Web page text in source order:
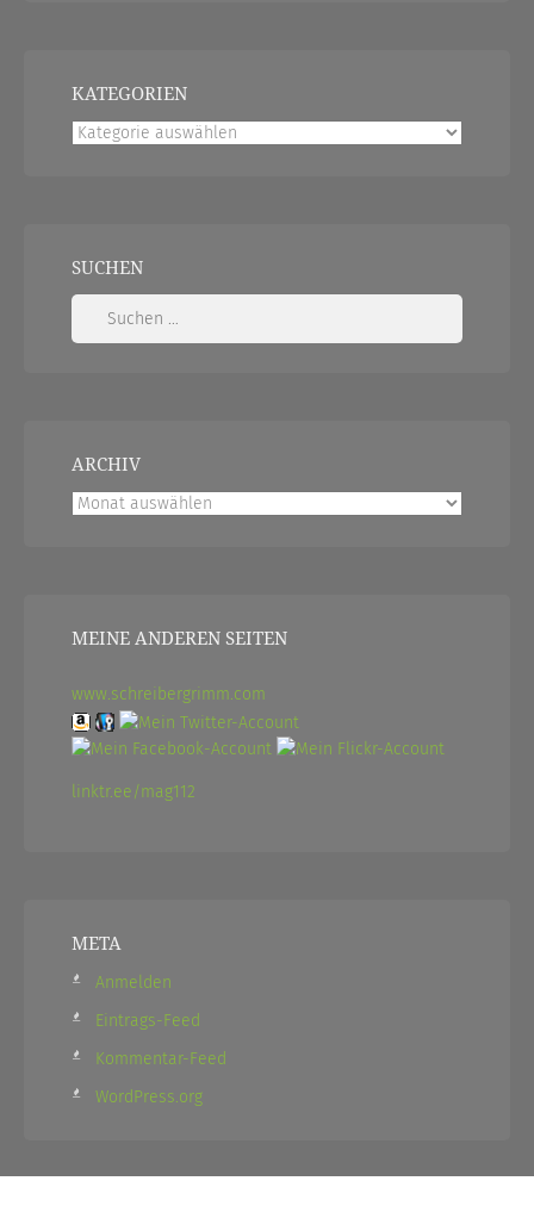
KATEGORIEN
Kategorien
SUCHEN
Suchen
ARCHIV
Archiv
MEINE ANDEREN SEITEN
www.schreibergrimm.com
linktr.ee/mag112
META
Anmelden
Eintrags-Feed
Kommentar-Feed
WordPress.org